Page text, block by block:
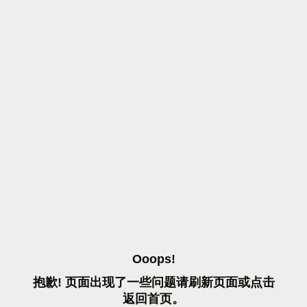
OOOPS!
抱歉! 页面出现了一些问题请刷 新页面或点击
返 回首页。